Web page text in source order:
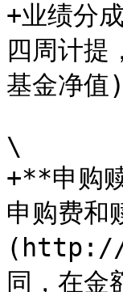
+业绩分
四周计提
基金净值)
\
+**申购
申购费和
(http://
同，在